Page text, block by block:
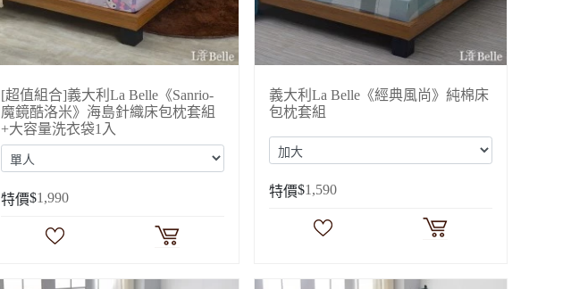
[超值組合]義大利La Belle《Sanrio-
魔鏡酷洛米》海島針織床包枕套組
+大容量洗衣袋1入
特價$1,990
義大利La Belle《經典風尚》純棉床
包枕套組
特價$1,590